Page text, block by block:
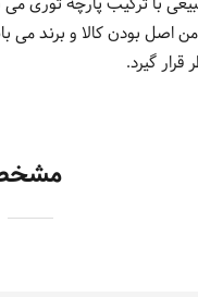
اصل بودن کالا و
گیرد.